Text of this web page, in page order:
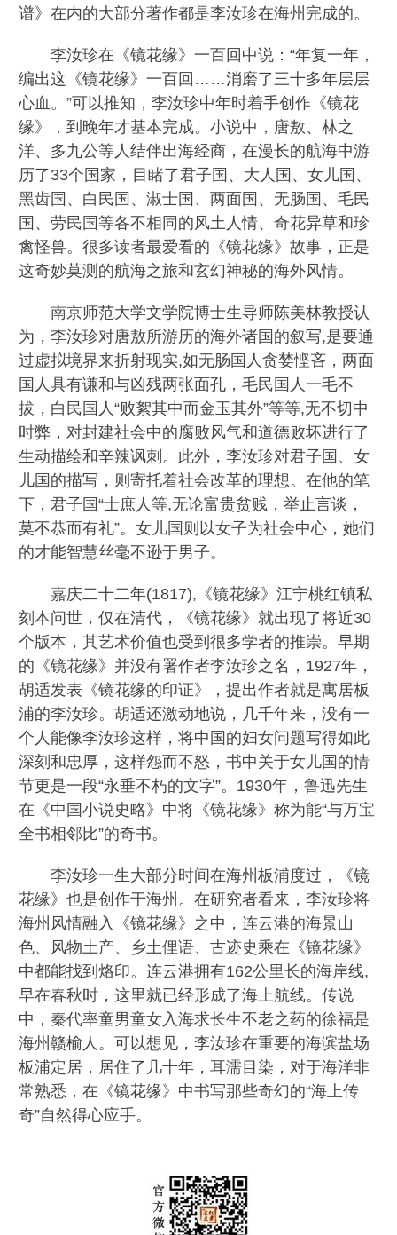
谱》在内的大部分著作都是李汝珍在海州完成的。
李汝珍在《镜花缘》一百回中说：“年复一年，
编出这《镜花缘》一百回……消磨了三十多年层层
心血。”可以推知，李汝珍中年时着手创作《镜花
缘》，到晚年才基本完成。小说中，唐敖、林之
洋、多九公等人结伴出海经商，在漫长的航海中游
历了33个国家，目睹了君子国、大人国、女儿国、
黑齿国、白民国、淑士国、两面国、无肠国、毛民
国、劳民国等各不相同的风土人情、奇花异草和珍
禽怪兽。很多读者最爱看的《镜花缘》故事，正是
这奇妙莫测的航海之旅和玄幻神秘的海外风情。
南京师范大学文学院博士生导师陈美林教授认
为，李汝珍对唐敖所游历的海外诸国的叙写,是要通
过虚拟境界来折射现实,如无肠国人贪婪悭吝，两面
国人具有谦和与凶残两张面孔，毛民国人一毛不
拔，白民国人“败絮其中而金玉其外”等等,无不切中
时弊，对封建社会中的腐败风气和道德败坏进行了
生动描绘和辛辣讽刺。此外，李汝珍对君子国、女
儿国的描写，则寄托着社会改革的理想。在他的笔
下，君子国“士庶人等,无论富贵贫贱，举止言谈，
莫不恭而有礼”。女儿国则以女子为社会中心，她们
的才能智慧丝毫不逊于男子。
嘉庆二十二年(1817),《镜花缘》江宁桃红镇私
刻本问世，仅在清代，《镜花缘》就出现了将近30
个版本，其艺术价值也受到很多学者的推崇。早期
的《镜花缘》并没有署作者李汝珍之名，1927年，
胡适发表《镜花缘的印证》，提出作者就是寓居板
浦的李汝珍。胡适还激动地说，几千年来，没有一
个人能像李汝珍这样，将中国的妇女问题写得如此
深刻和忠厚，这样怨而不怒，书中关于女儿国的情
节更是一段“永垂不朽的文字”。1930年，鲁迅先生
在《中国小说史略》中将《镜花缘》称为能“与万宝
全书相邻比”的奇书。
李汝珍一生大部分时间在海州板浦度过，《镜
花缘》也是创作于海州。在研究者看来，李汝珍将
海州风情融入《镜花缘》之中，连云港的海景山
色、风物土产、乡土俚语、古迹史乘在《镜花缘》
中都能找到烙印。连云港拥有162公里长的海岸线,
早在春秋时，这里就已经形成了海上航线。传说
中，秦代率童男童女入海求长生不老之药的徐福是
海州赣榆人。可以想见，李汝珍在重要的海滨盐场
板浦定居，居住了几十年，耳濡目染，对于海洋非
常熟悉，在《镜花缘》中书写那些奇幻的“海上传
奇”自然得心应手。